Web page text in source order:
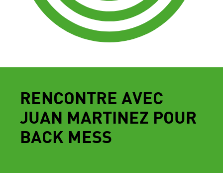
RENCONTRE AVEC
JUAN MARTINEZ POUR
BACK MESS